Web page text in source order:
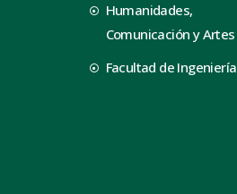
Humanidades,
Comunicación y Artes
Facultad de Ingeniería